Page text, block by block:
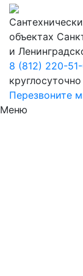
объектах
и
8 (812) 220-
Перезвоните
Меню